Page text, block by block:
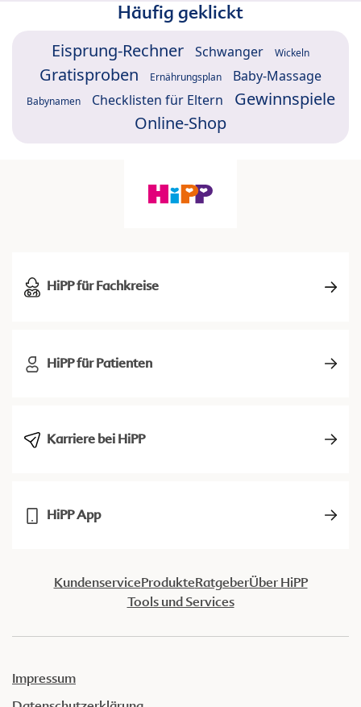
Häufig geklickt
Eisprung-Rechner Schwanger Wickeln
Gratisproben Ernährungsplan Baby-Massage
Babynamen Checklisten für Eltern
Gewinnspiele
Online-Shop
HiPP für Fachkreise
HiPP für Patienten
Karriere bei HiPP
HiPP App
KundenserviceProdukteRatgeberÜber HiPP
Tools und Services
Impressum